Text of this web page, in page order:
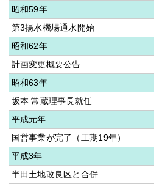
昭和59年
第3揚水機場通水開始
昭和62年
計画変更概要公告
昭和63年
坂本 常蔵理事長就任
平成元年
国営事業が完了（工期19年）
平成3年
半田土地改良区と合併